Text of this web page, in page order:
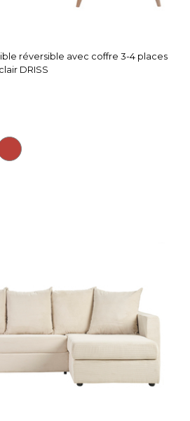
réversible avec coffre 3-4 places
DRISS